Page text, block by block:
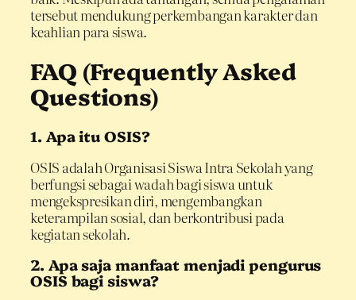
tersebut mendukung perkembangan karakter dan
keahlian para siswa.
FAQ (Frequently Asked
Questions)
1. Apa itu OSIS?
OSIS adalah Organisasi Siswa Intra Sekolah yang
berfungsi sebagai wadah bagi siswa untuk
mengekspresikan diri, mengembangkan
keterampilan sosial, dan berkontribusi pada
kegiatan sekolah.
2. Apa saja manfaat menjadi pengurus
OSIS bagi siswa?